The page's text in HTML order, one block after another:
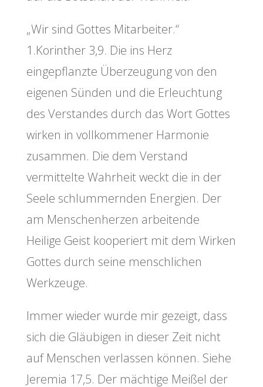
„Wir sind Gottes Mitarbeiter.“
1.Korinther 3,9. Die ins Herz
eingepflanzte Überzeugung von den
eigenen Sünden und die Erleuchtung
des Verstandes durch das Wort Gottes
wirken in vollkommener Harmonie
zusammen. Die dem Verstand
vermittelte Wahrheit weckt die in der
Seele schlummernden Energien. Der
am Menschenherzen arbeitende
Heilige Geist kooperiert mit dem Wirken
Gottes durch seine menschlichen
Werkzeuge.
Immer wieder wurde mir gezeigt, dass
sich die Gläubigen in dieser Zeit nicht
auf Menschen verlassen können. Siehe
Jeremia 17,5. Der mächtige Meißel der